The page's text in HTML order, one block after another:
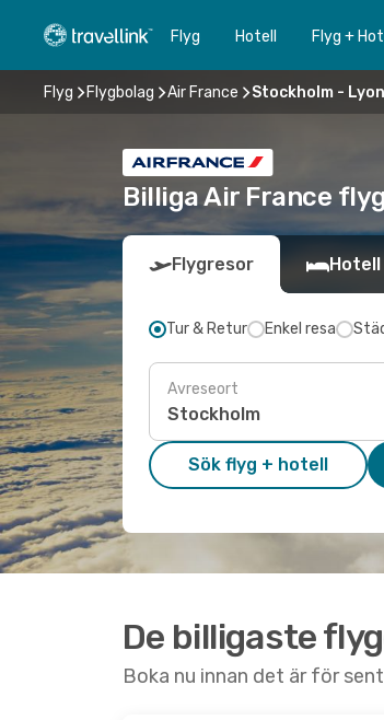
Flyg Hotell Flyg +
Flyg Flygbolag Air France Stockholm - Lyon
Billiga Air France
Flygresor Hotell
Tur & Retur Enkel resa
Avreseort
Sök flyg + hotell
De billigaste
Boka nu innan det är för sent